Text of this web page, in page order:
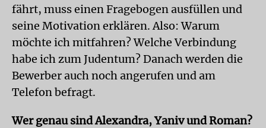
fährt, muss einen Fragebogen ausfüllen und
seine Motivation erklären. Also: Warum
möchte ich mitfahren? Welche Verbindung
habe ich zum Judentum? Danach werden die
Bewerber auch noch angerufen und am
Telefon befragt.
Wer genau sind Alexandra, Yaniv und Roman?